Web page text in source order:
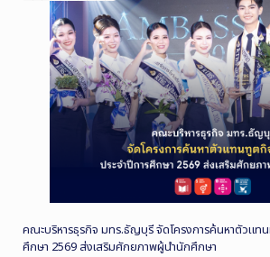
คณะบริหารธุรกิจ มทร.ธัญบุรี จัดโครงการค้นหาตัวแท
ศึกษา 2569 ส่งเสริมศักยภาพผู้นำนักศึกษา